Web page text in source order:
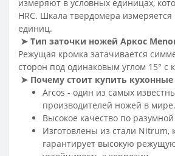
измеряют в условных единицах,
HRC. Шкала твердомера
единиц.
➤ Тип заточки ножей Аркос
Режущая кромка затачивается
сторон под одинаковым углом 15° с
➤ Почему стоит купить
Arcos - один из самых
производителей ножей в мире.
Высокое качество по
Изготовлены из стали Nitrum,
гарантирует высокую